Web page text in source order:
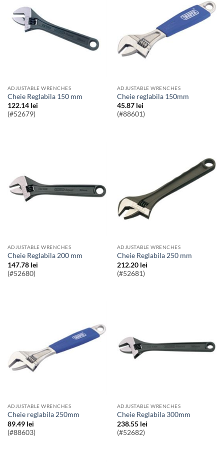
ADJUSTABLE WRENCHES
Cheie Reglabila 150 mm
122.14 lei
(#52679)
ADJUSTABLE WRENCHES
Cheie reglabila 150mm
45.87 lei
(#88601)
ADJUSTABLE WRENCHES
Cheie Reglabila 200 mm
147.78 lei
(#52680)
ADJUSTABLE WRENCHES
Cheie Reglabila 250 mm
212.20 lei
(#52681)
ADJUSTABLE WRENCHES
Cheie reglabila 250mm
89.49 lei
(#88603)
ADJUSTABLE WRENCHES
Cheie Reglabila 300mm
238.55 lei
(#52682)